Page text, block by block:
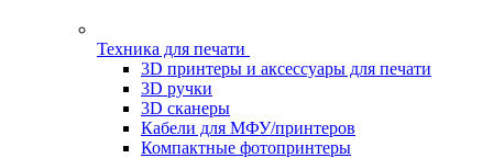
Техника для печати
3D принтеры и аксессуары для печати
3D ручки
3D сканеры
Кабели для МФУ/принтеров
Компактные фотопринтеры